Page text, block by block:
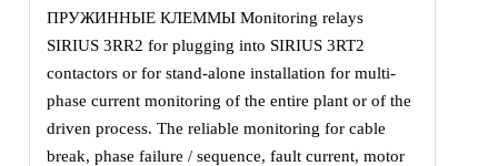
ПРУЖИННЫЕ КЛЕММЫ Monitoring relays
SIRIUS 3RR2 for plugging into SIRIUS 3RT2
contactors or for stand-alone installation for multi-
phase current monitoring of the entire plant or of the
driven process. The reliable monitoring for cable
break, phase failure / sequence, fault current, motor